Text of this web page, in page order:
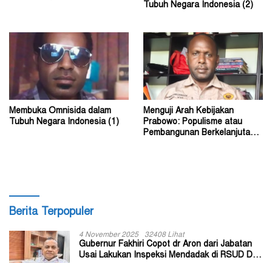
Tubuh Negara Indonesia (2)
Membuka Omnisida dalam
Tubuh Negara Indonesia (1)
Menguji Arah Kebijakan
Prabowo: Populisme atau
Pembangunan Berkelanjutan?
Berita Terpopuler
4 November 2025 32408 Lihat
Gubernur Fakhiri Copot dr Aron dari Jabatan
Usai Lakukan Inspeksi Mendadak di RSUD Dok